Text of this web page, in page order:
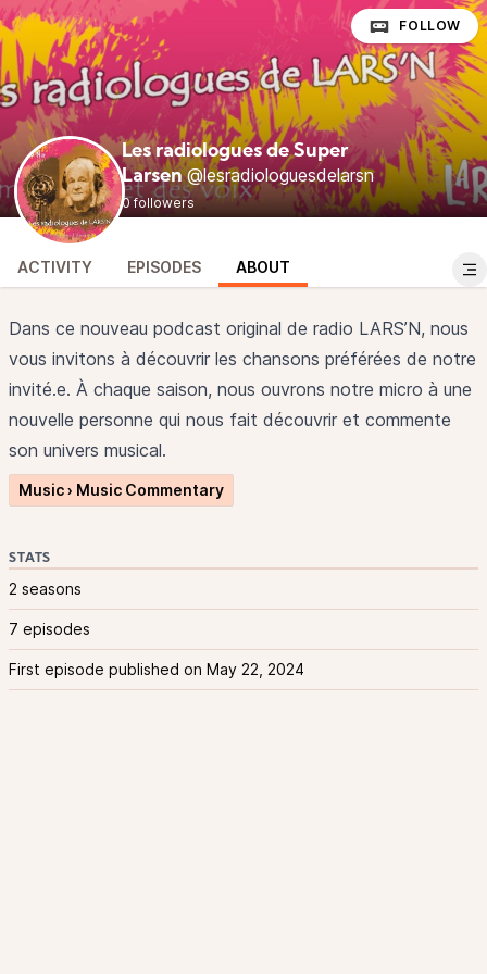
Les radiologues de Super
Larsen @lesradiologuesdelarsn
0 followers
FOLLOW
ACTIVITY EPISODES ABOUT
Dans ce nouveau podcast original de radio LARS’N, nous
vous invitons à découvrir les chansons préférées de notre
invité.e. À chaque saison, nous ouvrons notre micro à une
nouvelle personne qui nous fait découvrir et commente
son univers musical.
Music › Music Commentary
STATS
2 seasons
7 episodes
First episode published on May 22, 2024